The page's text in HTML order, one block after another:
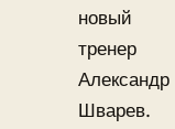
новый
тренер
Александр
Шварев.